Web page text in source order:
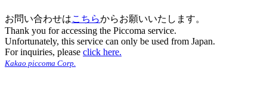
お問い合わせはこちらからお願いいたします。
Thank you for accessing the Piccoma service.
Unfortunately, this service can only be used from Japan.
For inquiries, please click here.
Kakao piccoma Corp.